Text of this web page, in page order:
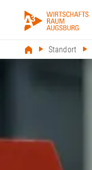
Standort